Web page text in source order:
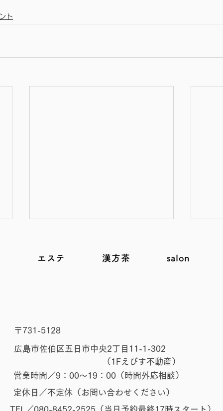
ト
食習慣と思考の関係】｜ゆら
ぐ思春期に寄り添う
エステ 漢方茶 salon
​〒731-5128
広島市佐伯区五日市中央2丁目11-1-302
（1Fえびす不動産）
営業時間／9：00～19：00（時間外応相談）
​定休日／不定休（お問い合わせください）